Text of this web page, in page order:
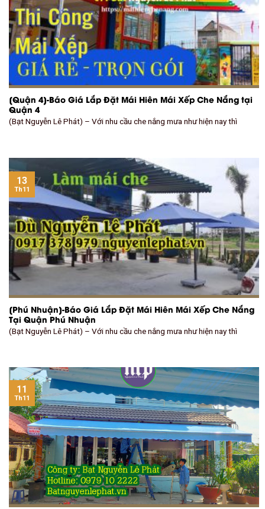
[Quận 4]-Báo Giá Lắp Đặt Mái Hiên Mái Xếp Che Nắng tại
Quận 4
(Bạt Nguyễn Lê Phát) – Với nhu cầu che nắng mưa như hiện nay thì
[Phú Nhuận]-Báo Giá Lắp Đặt Mái Hiên Mái Xếp Che Nắng
Tại Quận Phú Nhuận
(Bạt Nguyễn Lê Phát) – Với nhu cầu che nắng mưa như hiện nay thì
13
Th11
11
Th11